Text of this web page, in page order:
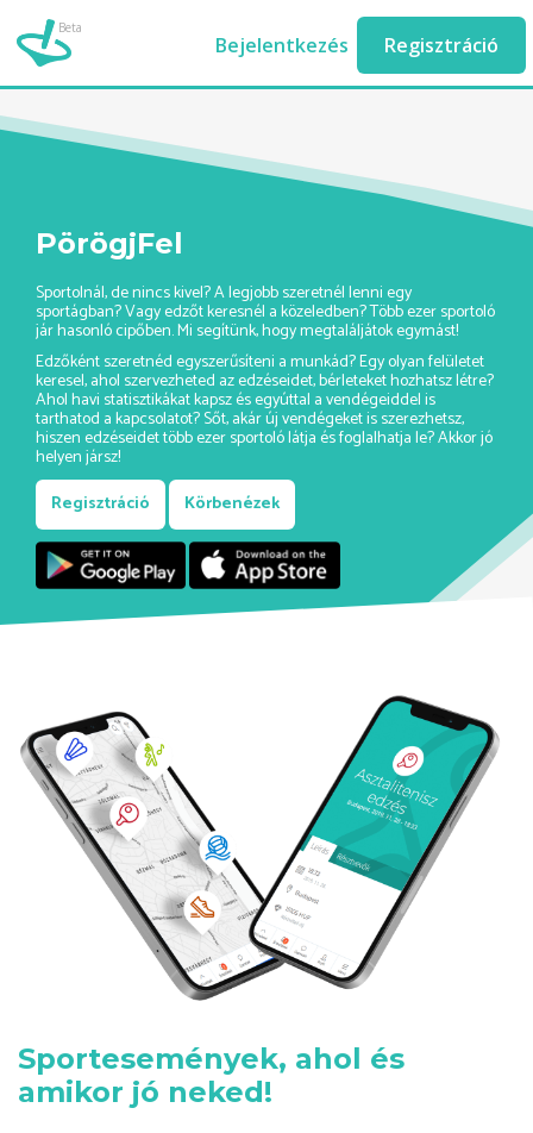
Beta
Bejelentkezés Regisztráció
teqball-edzo-ashburn//
PörögjFel
Sportolnál, de nincs kivel? A legjobb szeretnél lenni egy
sportágban? Vagy edzőt keresnél a közeledben? Több ezer sportoló
jár hasonló cipőben. Mi segítünk, hogy megtaláljátok egymást!
Edzőként szeretnéd egyszerűsíteni a munkád? Egy olyan felületet
keresel, ahol szervezheted az edzéseidet, bérleteket hozhatsz létre?
Ahol havi statisztikákat kapsz és egyúttal a vendégeiddel is
tarthatod a kapcsolatot? Sőt, akár új vendégeket is szerezhetsz,
hiszen edzéseidet több ezer sportoló látja és foglalhatja le? Akkor jó
helyen jársz!
Regisztráció
Körbenézek
Sportesemények, ahol és
amikor jó neked!